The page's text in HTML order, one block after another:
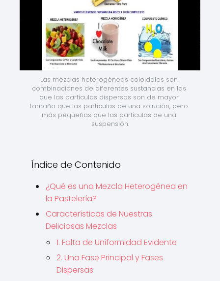
Las mezclas heterogéneas coloidales son
combinaciones de diferentes sustancias en las
que las partículas dispersas son de mayor
tamaño que las partículas de una solución, pero
más pequeñas que las partículas de una
suspensión.
Índice de Contenido
¿Qué es una Mezcla Heterogénea en
la Pastelería?
Características de Nuestras
Deliciosas Mezclas
1. Falta de Uniformidad Evidente
2. Una Fase Principal y Fases
Dispersas